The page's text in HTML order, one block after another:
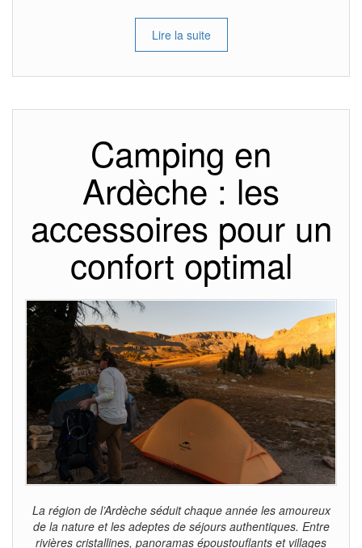
Lire la suite
Camping en
Ardèche : les
accessoires pour un
confort optimal
La région de l’Ardèche séduit chaque année les amoureux
de la nature et les adeptes de séjours authentiques. Entre
rivières cristallines, panoramas époustouflants et villages